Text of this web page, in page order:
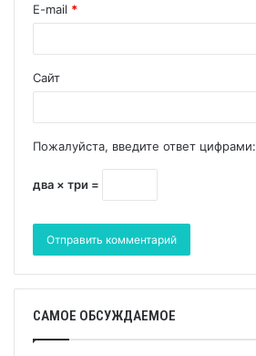
E-mail *
Сайт
Пожалуйста, введите ответ цифрами:
два × три =
САМОЕ ОБСУЖДАЕМОЕ